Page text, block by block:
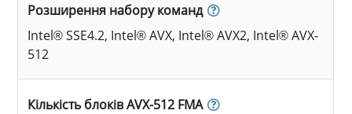
Розширення набору команд
Intel® SSE4.2, Intel® AVX, Intel® AVX2, Intel® AVX-
512
Кількість блоків AVX-512 FMA